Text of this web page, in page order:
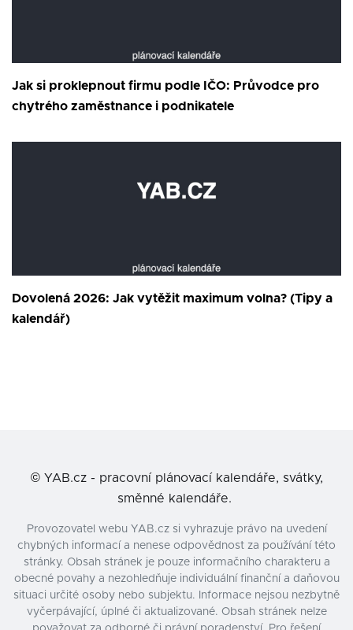
Jak si proklepnout firmu podle IČO: Průvodce pro
chytrého zaměstnance i podnikatele
Dovolená 2026: Jak vytěžit maximum volna? (Tipy a
kalendář)
© YAB.cz - pracovní plánovací kalendáře, svátky,
směnné kalendáře.
Provozovatel webu YAB.cz si vyhrazuje právo na uvedení
chybných informací a nenese odpovědnost za používání této
stránky. Obsah stránek je pouze informačního charakteru a
obecné povahy a nezohledňuje individuální finanční a daňovou
situaci určité osoby nebo subjektu. Informace nejsou nezbytně
vyčerpávající, úplné či aktualizované. Obsah stránek nelze